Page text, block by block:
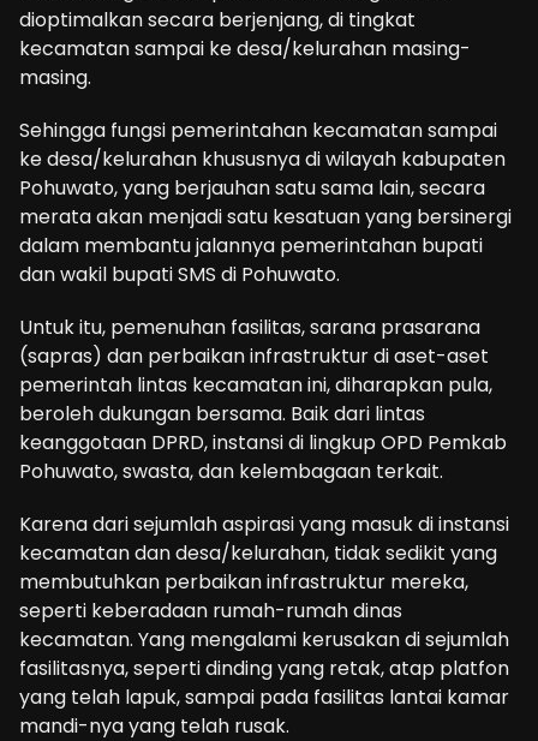
dioptimalkan secara berjenjang, di tingkat
kecamatan sampai ke desa/kelurahan masing-
masing.
Sehingga fungsi pemerintahan kecamatan sampai
ke desa/kelurahan khususnya di wilayah kabupaten
Pohuwato, yang berjauhan satu sama lain, secara
merata akan menjadi satu kesatuan yang bersinergi
dalam membantu jalannya pemerintahan bupati
dan wakil bupati SMS di Pohuwato.
Untuk itu, pemenuhan fasilitas, sarana prasarana
(sapras) dan perbaikan infrastruktur di aset-aset
pemerintah lintas kecamatan ini, diharapkan pula,
beroleh dukungan bersama. Baik dari lintas
keanggotaan DPRD, instansi di lingkup OPD Pemkab
Pohuwato, swasta, dan kelembagaan terkait.
Karena dari sejumlah aspirasi yang masuk di instansi
kecamatan dan desa/kelurahan, tidak sedikit yang
membutuhkan perbaikan infrastruktur mereka,
seperti keberadaan rumah-rumah dinas
kecamatan. Yang mengalami kerusakan di sejumlah
fasilitasnya, seperti dinding yang retak, atap platfon
yang telah lapuk, sampai pada fasilitas lantai kamar
mandi-nya yang telah rusak.